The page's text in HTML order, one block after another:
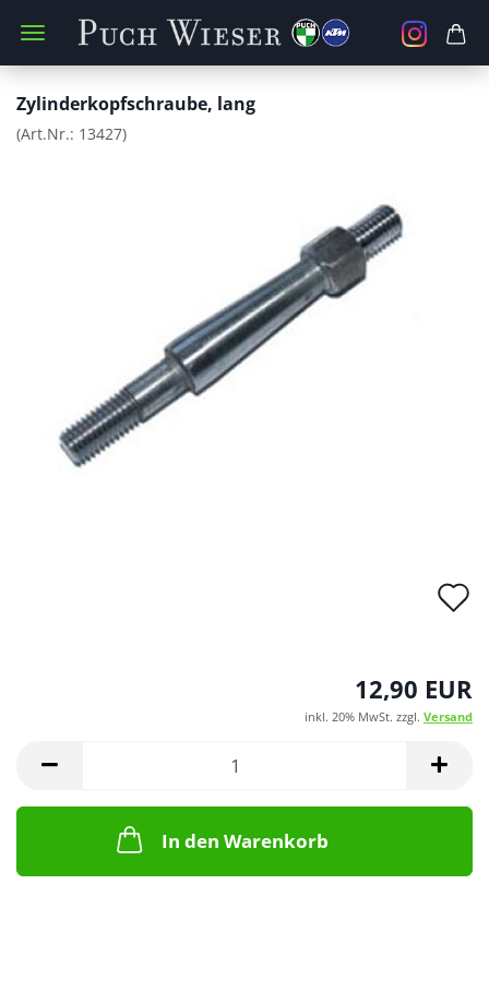
Zylinderkopfschraube, lang
(Art.Nr.: 13427)
12,90 EUR
inkl. 20% MwSt. zzgl. Versand
In den Warenkorb